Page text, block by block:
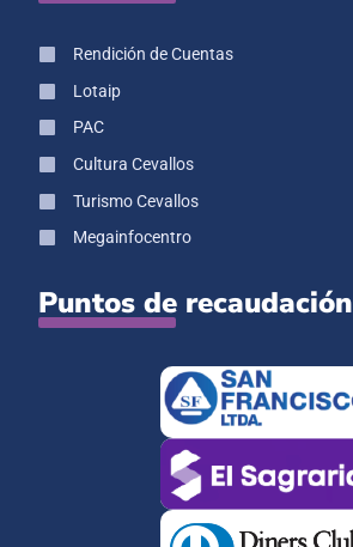
Rendición de Cuentas
Lotaip
PAC
Cultura Cevallos
Turismo Cevallos
Megainfocentro
Puntos de recaudación